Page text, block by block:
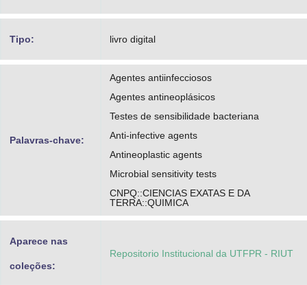
Tipo: livro digital
Palavras-chave:
Agentes antiinfecciosos
Agentes antineoplásicos
Testes de sensibilidade bacteriana
Anti-infective agents
Antineoplastic agents
Microbial sensitivity tests
CNPQ::CIENCIAS EXATAS E DA
TERRA::QUIMICA
Aparece nas
coleções:
Repositorio Institucional da UTFPR - RIUT